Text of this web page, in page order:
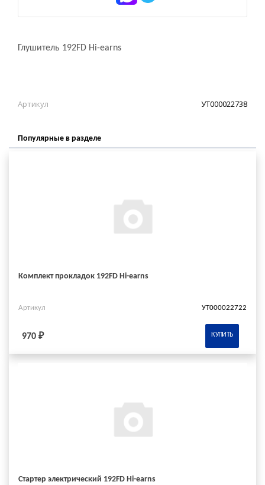
Глушитель 192FD Hi-earns
Артикул УТ000022738
Популярные в разделе
Комплект прокладок 192FD Hi-earns
Артикул УТ000022722
970 ₽ КУПИТЬ
Стартер электрический 192FD Hi-earns